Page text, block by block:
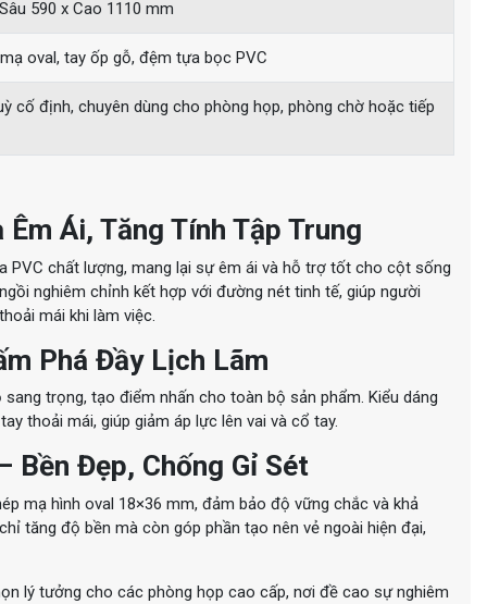
590 x Cao 1110 mm
oval, tay ốp gỗ, đệm tựa bọc PVC
cố định, chuyên dùng cho phòng họp, phòng chờ hoặc tiếp
Ái, Tăng Tính Tập Trung
PVC chất lượng, mang lại sự êm ái và hỗ trợ tốt cho cột sống
nghiêm chỉnh kết hợp với đường nét tinh tế, giúp người
mái khi làm việc.
Phá Đầy Lịch Lãm
trọng, tạo điểm nhấn cho toàn bộ sản phẩm. Kiểu dáng
thoải mái, giúp giảm áp lực lên vai và cổ tay.
Bền Đẹp, Chống Gỉ Sét
mạ hình oval 18×36 mm, đảm bảo độ vững chắc và khả
tăng độ bền mà còn góp phần tạo nên vẻ ngoài hiện đại,
lý tưởng cho các phòng họp cao cấp, nơi đề cao sự nghiêm